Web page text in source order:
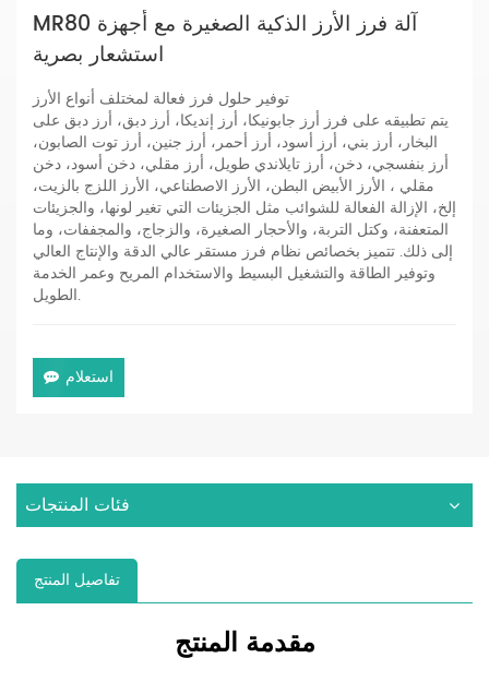
MR80 آلة فرز الأرز الذكية الصغيرة مع أجهزة
استشعار بصرية
توفير حلول فرز فعالة لمختلف أنواع الأرز
يتم تطبيقه على فرز أرز جابونيكا، أرز إنديكا، أرز دبق، أرز دبق على
البخار، أرز بني، أرز أسود، أرز أحمر، أرز جنين، أرز توت الصابون،
أرز بنفسجي، دخن، أرز تايلاندي طويل، أرز مقلي، دخن أسود، دخن
مقلي ، الأرز الأبيض البطن، الأرز الاصطناعي، الأرز اللزج بالزيت،
إلخ، الإزالة الفعالة للشوائب مثل الجزيئات التي تغير لونها، والجزيئات
المتعفنة، وكتل التربة، والأحجار الصغيرة، والزجاج، والمجففات، وما
إلى ذلك. تتميز بخصائص نظام فرز مستقر عالي الدقة والإنتاج العالي
وتوفير الطاقة والتشغيل البسيط والاستخدام المريح وعمر الخدمة
الطويل.
استعلام
فئات المنتجات
تفاصيل المنتج
مقدمة المنتج